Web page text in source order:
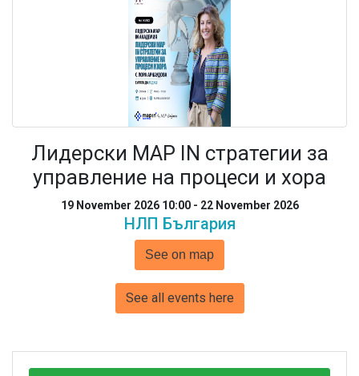
Лидерски MAP IN стратегии за
управление на процеси и хора
19 November 2026 10:00 - 22 November 2026
НЛП България
See on map
See all events here